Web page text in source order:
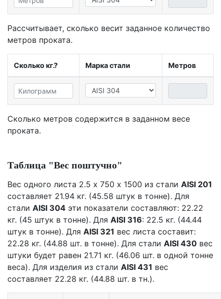
Рассчитывает, сколько весит заданное количество
метров проката.
Сколько кг.? Марка стали Метров
Сколько метров содержится в заданном весе
проката.
Таблица "Вес поштучно"
Вес одного листа 2.5 х 750 х 1500 из стали AISI 201
составляет 21.94 кг. (45.58 штук в тонне). Для
стали AISI 304 эти показатели составляют: 22.22
кг. (45 штук в тонне). Для AISI 316: 22.5 кг. (44.44
штук в тонне). Для AISI 321 вес листа составит:
22.28 кг. (44.88 шт. в тонне). Для стали AISI 430 вес
штуки будет равен 21.71 кг. (46.06 шт. в одной тонне
веса). Для изделия из стали AISI 431 вес
составляет 22.28 кг. (44.88 шт. в тн.).